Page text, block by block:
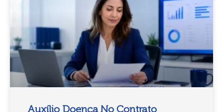
Auxílio Doença No Contrato